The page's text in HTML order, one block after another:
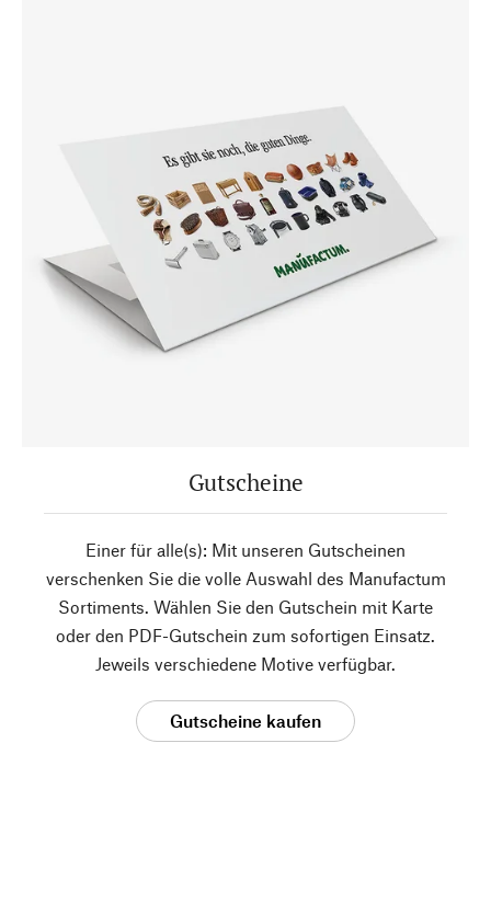
Gutscheine
Einer für alle(s): Mit unseren Gutscheinen
verschenken Sie die volle Auswahl des Manufactum
Sortiments. Wählen Sie den Gutschein mit Karte
oder den PDF-Gutschein zum sofortigen Einsatz.
Jeweils verschiedene Motive verfügbar.
Gutscheine kaufen